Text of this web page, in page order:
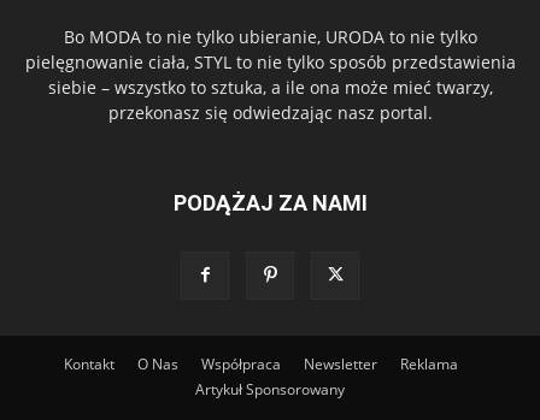
Bo MODA to nie tylko ubieranie, URODA to nie tylko
pielęgnowanie ciała, STYL to nie tylko sposób przedstawienia
siebie – wszystko to sztuka, a ile ona może mieć twarzy,
przekonasz się odwiedzając nasz portal.
PODĄŻAJ ZA NAMI
Kontakt O Nas Współpraca Newsletter
Reklama
Artykuł Sponsorowany